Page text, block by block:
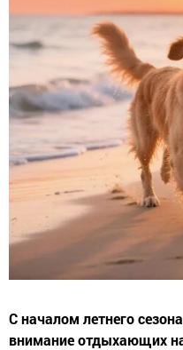
С началом летнего
внимание отдыхающих